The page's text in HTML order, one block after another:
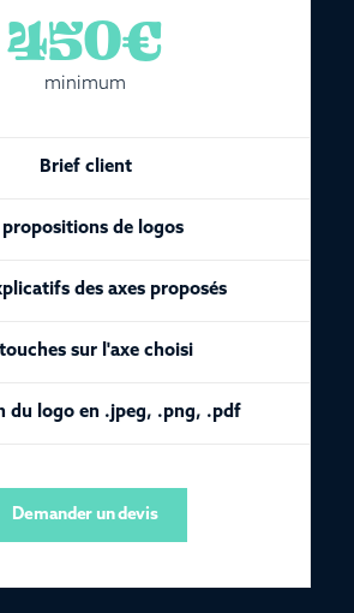
450€
minimum
Brief client
de logos
des axes proposés
sur l'axe choisi
du logo en .jpeg, .png, .pdf
Demander un devis